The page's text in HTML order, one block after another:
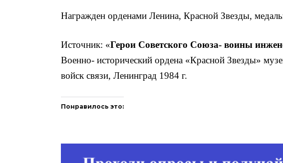
Награжден орденами Ленина, Красной Звезды,
Источник: «Герои Советского Союза- воины
Военно- исторический ордена «Красной Звезды»
войск связи, Ленинград 1984 г.
Понравилось это: